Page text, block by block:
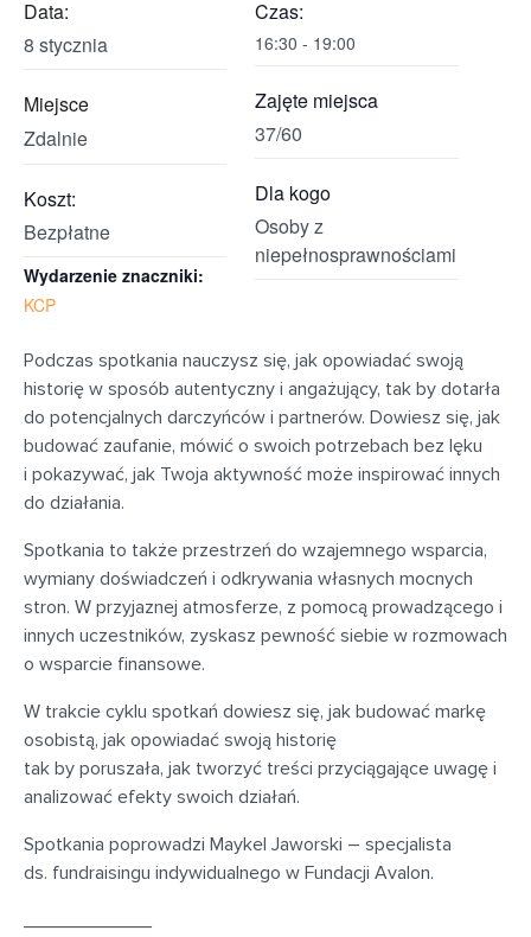
Data:
8 stycznia
Miejsce
Zdalnie
Koszt:
Bezpłatne
Wydarzenie znaczniki:
KCP
Czas:
16:30 - 19:00
Zajęte miejsca
37/60
Dla kogo
Osoby z
niepełnosprawnościami
Podczas spotkania nauczysz się, jak opowiadać swoją
historię w sposób autentyczny i angażujący, tak by dotarła
do potencjalnych darczyńców i partnerów. Dowiesz się, jak
budować zaufanie, mówić o swoich potrzebach bez lęku
i pokazywać, jak Twoja aktywność może inspirować innych
do działania.
Spotkania to także przestrzeń do wzajemnego wsparcia,
wymiany doświadczeń i odkrywania własnych mocnych
stron. W przyjaznej atmosferze, z pomocą prowadzącego i
innych uczestników, zyskasz pewność siebie w rozmowach
o wsparcie finansowe.
W trakcie cyklu spotkań dowiesz się, jak budować markę
osobistą, jak opowiadać swoją historię
tak by poruszała, jak tworzyć treści przyciągające uwagę i
analizować efekty swoich działań.
Spotkania poprowadzi Maykel Jaworski – specjalista
ds. fundraisingu indywidualnego w Fundacji Avalon.
____________